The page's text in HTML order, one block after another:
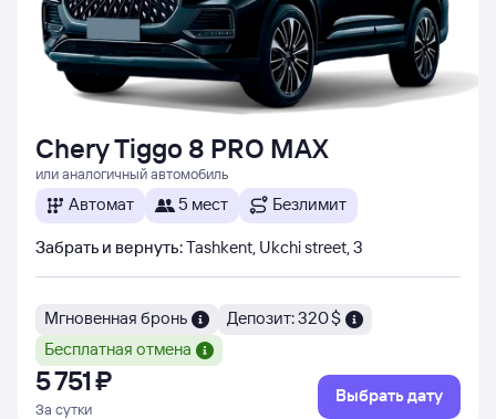
Chery Tiggo 8 PRO MAX
или аналогичный автомобиль
Автомат 5 мест Безлимит
Забрать и вернуть:Tashkent, Ukchi street, 3
Мгновенная бронь
Депозит: 320 $
Бесплатная отмена
5 ⁠751 ⁠₽
За сутки
Выбрать дату